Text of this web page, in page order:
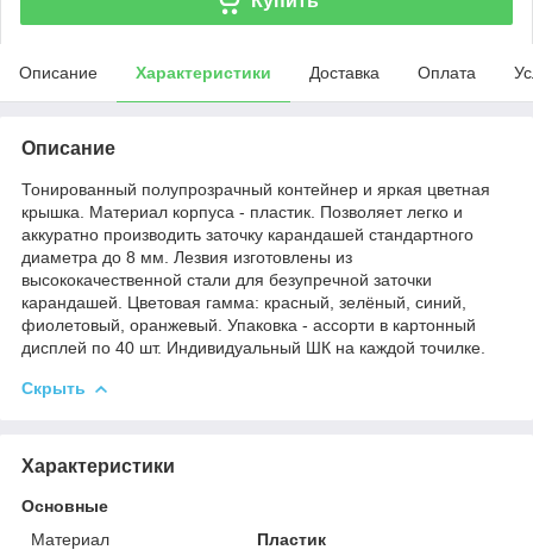
Описание Характеристики Доставка Оплата
Описание
Тонированный полупрозрачный контейнер и яркая цветная
крышка. Материал корпуса - пластик. Позволяет легко и
аккуратно производить заточку карандашей стандартного
диаметра до 8 мм. Лезвия изготовлены из
высококачественной стали для безупречной заточки
карандашей. Цветовая гамма: красный, зелёный, синий,
фиолетовый, оранжевый. Упаковка - ассорти в картонный
дисплей по 40 шт. Индивидуальный ШК на каждой точилке.
Скрыть
Характеристики
Основные
Материал
Пластик